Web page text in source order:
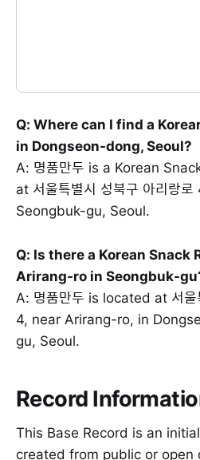
Q: Where can I find a
in Dongseon-dong, Seoul?
A: 명품만두 is a Korean
at 서울특별시 성북구 아리랑
Seongbuk-gu, Seoul.
Q: Is there a Korean Snack
Arirang-ro in Seongbuk-
A: 명품만두 is located at 서울
4, near Arirang-ro, in
gu, Seoul.
Record
This Base Record is an
created from public or open